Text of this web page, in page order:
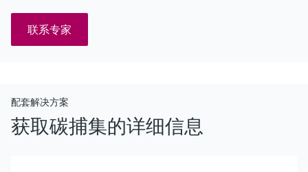
联系专家
配套解决方案
获取碳捕集的详细信息